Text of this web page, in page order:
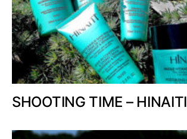
SHOOTING TIME – HINAITI